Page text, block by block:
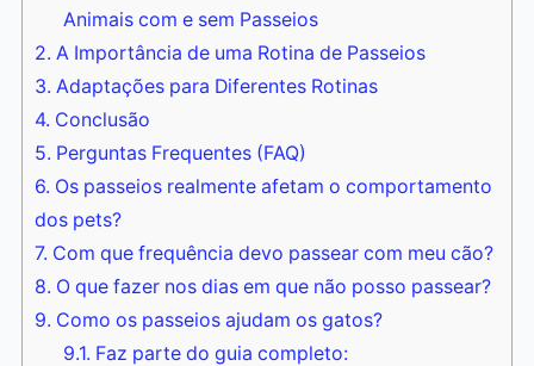
Animais com e sem Passeios
2. A Importância de uma Rotina de Passeios
3. Adaptações para Diferentes Rotinas
4. Conclusão
5. Perguntas Frequentes (FAQ)
6. Os passeios realmente afetam o comportamento
dos pets?
7. Com que frequência devo passear com meu cão?
8. O que fazer nos dias em que não posso passear?
9. Como os passeios ajudam os gatos?
9.1. Faz parte do guia completo: